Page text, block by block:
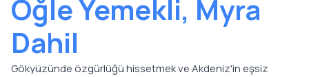
Öğle Yemekli, Myra
Dahil
Gökyüzünde özgürlüğü hissetmek ve Akdeniz'in eşsiz